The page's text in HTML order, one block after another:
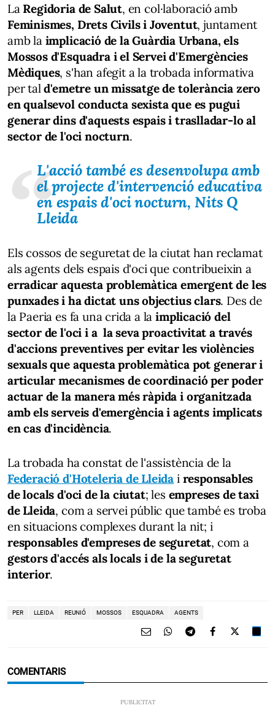
La Regidoria de Salut, en col·laboració amb
Feminismes, Drets Civils i Joventut, juntament
amb la implicació de la Guàrdia Urbana, els
Mossos d'Esquadra i el Servei d'Emergències
Mèdiques, s'han afegit a la trobada informativa
per tald'emetre un missatge de tolerància zero
en qualsevol conducta sexista que es pugui
generar dins d'aquests espais i traslladar-lo al
sector de l'oci nocturn.
L'acció també es desenvolupa amb
el projecte d'intervenció educativa
en espais d'oci nocturn, Nits Q
Lleida
Els cossos de seguretat de la ciutat han reclamat
als agents dels espais d'oci que contribueixin a
erradicar aquesta problemàtica emergent de les
punxades i ha dictat uns objectius clars. Des de
la Paeria es fa una crida a laimplicació del
sector de l'oci i a la seva proactivitat a través
d'accions preventives per evitar les violències
sexuals que aquesta problemàtica pot generar i
articular mecanismes de coordinació per poder
actuar de la manera més ràpida i organitzada
amb els serveis d'emergència i agents implicats
en cas d'incidència.
La trobada ha constat de l'assistència de la
Federació d'Hoteleria de Lleida i responsables
de locals d'oci de la ciutat; les empreses de taxi
de Lleida, com a servei públic que també es troba
en situacions complexes durant la nit; i
responsables d'empreses de seguretat, com a
gestors d'accés als locals i de la seguretat
interior.
PER LLEIDA REUNIÓ MOSSOS ESQUADRA AGENTS
COMENTARIS